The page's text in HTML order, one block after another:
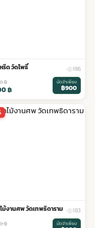
รีด วัดโพธิ์ 186
฿
฿
มัดจำเพียง
฿900
ม้งานศพ วัดเทพธิดาราม 183
฿ มัดจำเพียง